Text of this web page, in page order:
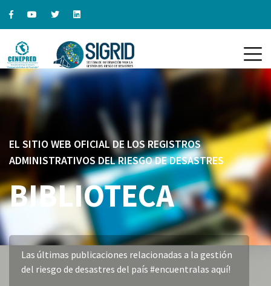
EL SITIO WEB OFICIAL DE LOS REGISTROS
ADMINISTRATIVOS DEL RIESGO DE DESASTRES
BIBLIOTECA
Las últimas publicaciones relacionadas a la gestión
del riesgo de desastres del país #encuentralas aquí!